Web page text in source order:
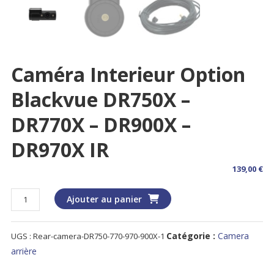
Caméra Interieur Option
Blackvue DR750X –
DR770X – DR900X –
DR970X IR
139,00 €
quantité
de
Caméra
Interieur
Option
Ajouter au panier
UGS : Rear-camera-DR750-770-970-900X-1 Catégorie : Camera
arrière